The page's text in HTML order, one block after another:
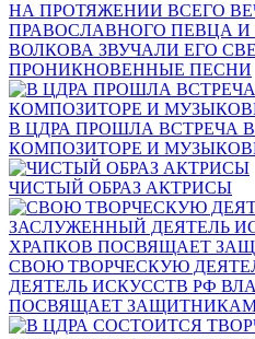
НА ПРОТЯЖЕНИИ ВСЕГО
ПРАВОСЛАВНОГО ПЕВЦА
ВОЛКОВА ЗВУЧАЛИ ЕГО
ПРОНИКНОВЕННЫЕ ПЕСНИ
В ЦДРА ПРОШЛА ВСТРЕЧА
КОМПОЗИТОРЕ И
ЧИСТЫЙ ОБРАЗ АКТРИСЫ
СВОЮ ТВОРЧЕСКУЮ
ДЕЯТЕЛЬ ИСКУССТВ РФ
ПОСВЯЩАЕТ ЗАЩИТНИКАМ